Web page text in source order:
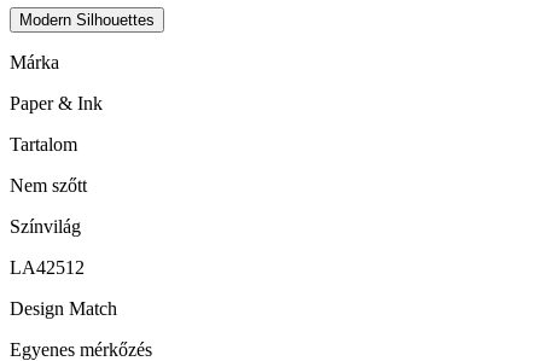
Modern Silhouettes
Márka
Paper & Ink
Tartalom
Nem szőtt
Színvilág
LA42512
Design Match
Egyenes mérkőzés